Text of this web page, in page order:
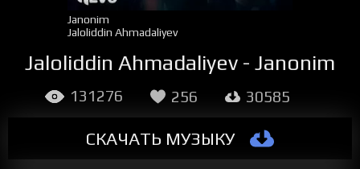
Janonim
Jaloliddin Ahmadaliyev
Jaloliddin Ahmadaliyev - Janonim
СКАЧАТЬ МУЗЫКУ
131276 256 30585